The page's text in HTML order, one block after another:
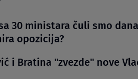
30 ministara čuli smo
opozicija?
i Bratina "zvezde" nove